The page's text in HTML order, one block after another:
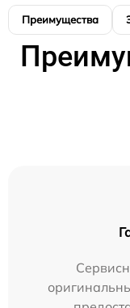
Преимущества